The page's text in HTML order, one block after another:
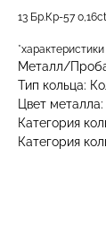
13 Бр.Кр-57
Металл/
Тип кольца:
Цвет
Категория
Категория